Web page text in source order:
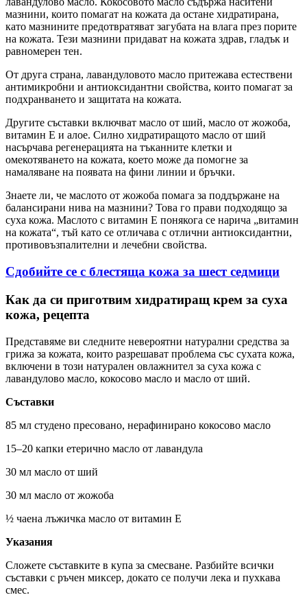
мазнини, които помагат на кожата да остане хидратирана,
като мазнините предотвратяват загубата на влага през порите
на кожата. Тези мазнини придават на кожата здрав, гладък и
равномерен тен.
От друга страна, лавандуловото масло притежава естествени
антимикробни и антиоксидантни свойства, които помагат за
подхранването и защитата на кожата.
Другите съставки включват масло от ший, масло от жожоба,
витамин Е и алое. Силно хидратиращото масло от ший
насърчава регенерацията на тъканните клетки и
омекотяването на кожата, което може да помогне за
намаляване на появата на фини линии и бръчки.
Знаете ли, че маслото от жожоба помага за поддържане на
балансирани нива на мазнини? Това го прави подходящо за
суха кожа. Маслото с витамин Е понякога се нарича „витамин
на кожата“, тъй като се отличава с отлични антиоксидантни,
противовъзпалителни и лечебни свойства.
Сдобийте се с блестяща кожа за шест седмици
Как да си приготвим хидратиращ крем за суха
кожа, рецепта
Представяме ви следните невероятни натурални средства за
грижа за кожата, които разрешават проблема със сухата кожа,
включени в този натурален овлажнител за суха кожа с
лавандулово масло, кокосово масло и масло от ший.
Съставки
85 мл студено пресовано, нерафинирано кокосово масло
15–20 капки етерично масло от лавандула
30 мл масло от ший
30 мл масло от жожоба
½ чаена лъжичка масло от витамин Е
Указания
Сложете съставките в купа за смесване. Разбийте всички
съставки с ръчен миксер, докато се получи лека и пухкава
смес.